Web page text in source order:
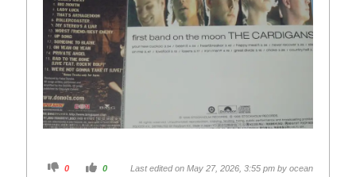
C 0
C 0 Last edited on May 27, 2026, 3:55 pm by ocean